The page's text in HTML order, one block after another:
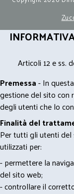
Articoli 12 e ss.
Premessa- In
gestione del sito
degli utenti che lo
Finalità del
Per tutti gli utenti
utilizzati per:
- permettere la
del sito web;
- controllare il